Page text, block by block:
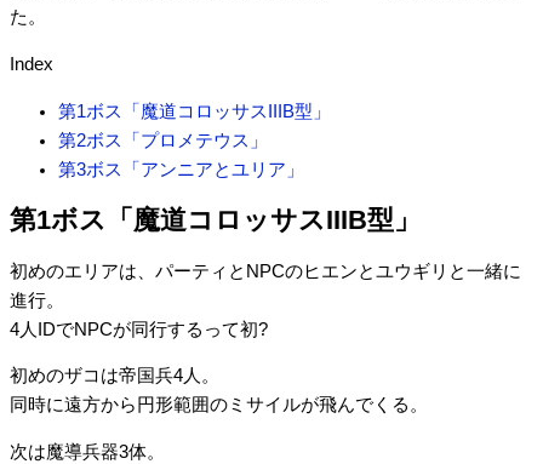
た。
Index
第1ボス「魔道コロッサスIIIB型」
第2ボス「プロメテウス」
第3ボス「アンニアとユリア」
第1ボス「魔道コロッサスIIIB型」
初めのエリアは、パーティとNPCのヒエンとユウギリと一緒に
進行。
4人IDでNPCが同行するって初?
初めのザコは帝国兵4人。
同時に遠方から円形範囲のミサイルが飛んでくる。
次は魔導兵器3体。